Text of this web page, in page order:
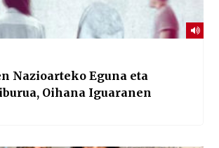
Nazioarteko Eguna eta
Oihana Iguaranen